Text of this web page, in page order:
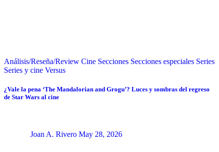
Análisis/Reseña/Review Cine Secciones Secciones especiales Series
Series y cine Versus
¿Vale la pena ‘The Mandalorian and Grogu’? Luces y sombras del regreso
de Star Wars al cine
Joan A. Rivero May 28, 2026